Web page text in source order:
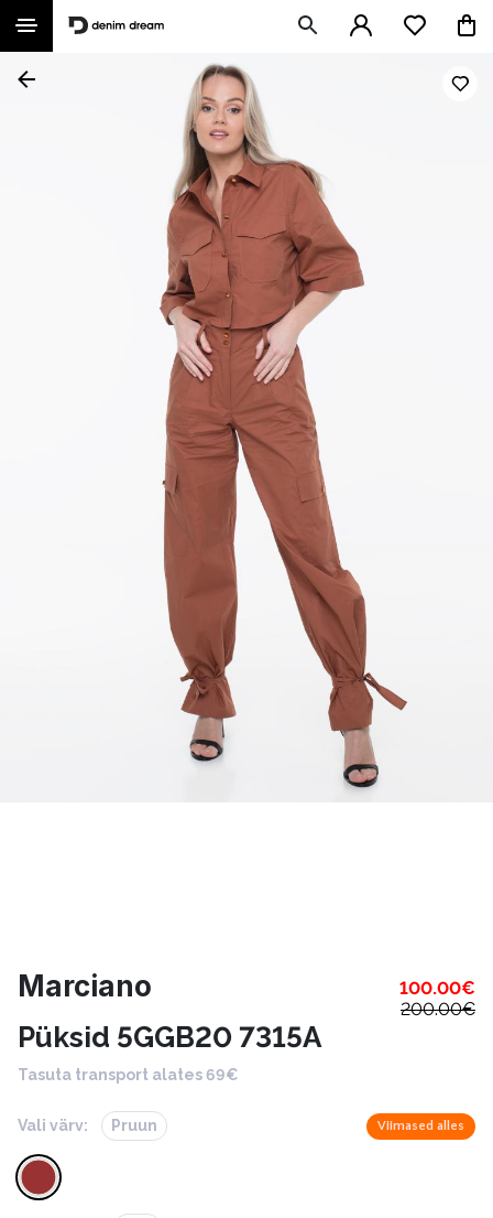
Marciano 100.00€
200.00€
Püksid 5GGB20 7315A
Tasuta transport alates 69€
Vali värv: Pruun Viimased alles